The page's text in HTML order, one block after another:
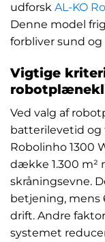
udforsk AL-KO
Denne model
forbliver sund og
Vigtige
Ved valg af
batterilevetid
Robolinho 1300
dække 1.300 m²
skråningsevne.
betjening, mens
drift. Andre
systemet